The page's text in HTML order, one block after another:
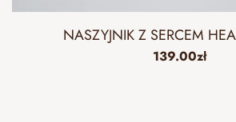
NASZYJNIK Z SERCEM
139.00zł